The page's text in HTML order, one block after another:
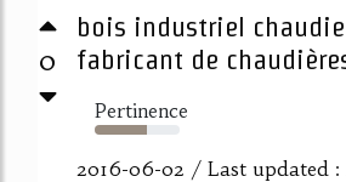
0
bois industriel
fabricant de
Pertinence
61%
2016-06-02 / Last updated :